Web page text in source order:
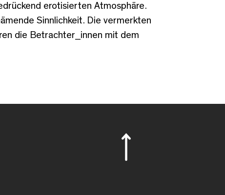
erotisierten Atmosphäre.
Sinnlichkeit. Die vermerkten
die Betrachter_innen mit dem